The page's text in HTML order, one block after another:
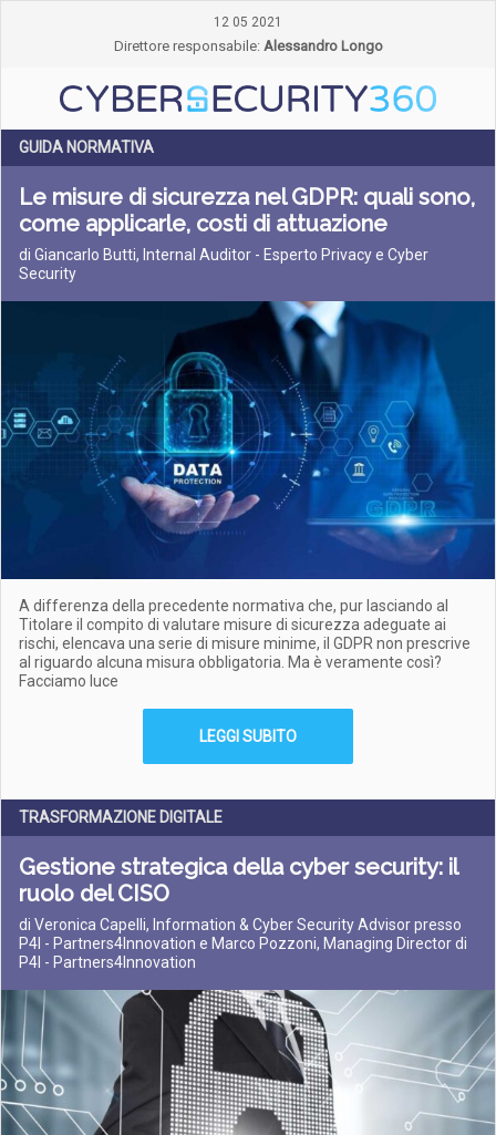
12 05 2021
Direttore responsabile: Alessandro Longo
GUIDA NORMATIVA
Le misure di sicurezza nel GDPR: quali sono,
come applicarle, costi di attuazione
di Giancarlo Butti, Internal Auditor - Esperto Privacy e Cyber
Security
A differenza della precedente normativa che, pur lasciando al
Titolare il compito di valutare misure di sicurezza adeguate ai
rischi, elencava una serie di misure minime, il GDPR non prescrive
al riguardo alcuna misura obbligatoria. Ma è veramente così?
Facciamo luce
LEGGI SUBITO
TRASFORMAZIONE DIGITALE
Gestione strategica della cyber security: il
ruolo del CISO
di Veronica Capelli, Information & Cyber Security Advisor presso
P4I - Partners4Innovation e Marco Pozzoni, Managing Director di
P4I - Partners4Innovation